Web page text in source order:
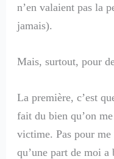
n’en valaient pas la
jamais).
Mais, surtout, pour
La première, c’est
fait du bien qu’on
victime. Pas pour
qu’une part de moi a